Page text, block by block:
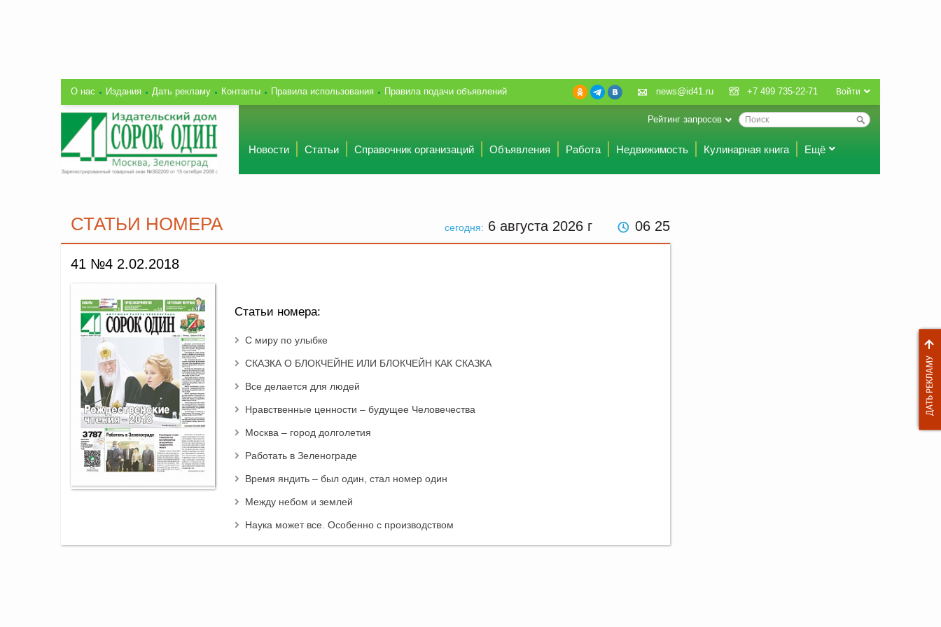
О нас Издания Дать рекламу Контакты Правила использования Правила подачи объявлений Войти
news@id41.ru +7 499 735-22-71
Рейтинг запросов
Новости Статьи Справочник организаций Объявления Работа Недвижимость Кулинарная книга Ещё
сегодня: 6 августа 2026 г 06 25
СТАТЬИ НОМЕРА
41 №4 2.02.2018
Статьи номера:
С миру по улыбке
СКАЗКА О БЛОКЧЕЙНЕ ИЛИ БЛОКЧЕЙН КАК СКАЗКА
Все делается для людей
Нравственные ценности – будущее Человечества
Москва – город долголетия
Работать в Зеленограде
Время яндить – был один, стал номер один
Между небом и землей
Наука может все. Особенно с производством